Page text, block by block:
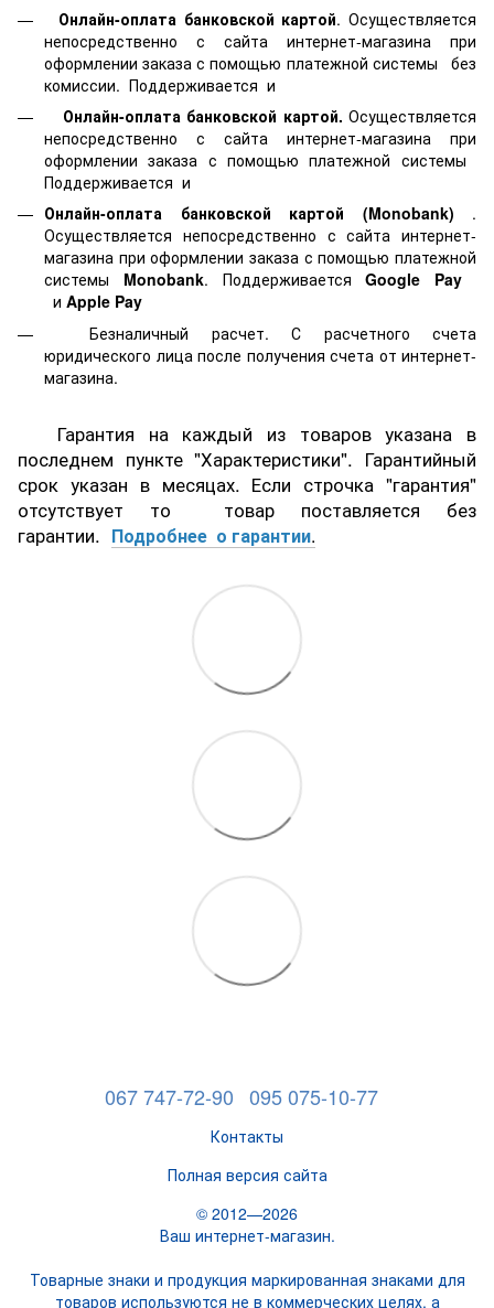
Онлайн-оплата банковской картой. Осуществляется
непосредственно с сайта интернет-магазина при
оформлении заказа с помощью платежной системы
без
комиссии. Поддерживается и
Онлайн-оплата банковской картой. Осуществляется
непосредственно с сайта интернет-магазина при
оформлении заказа с помощью платежной системы
Поддерживается и
Онлайн-оплата банковской картой
(Monobank) .
Осуществляется непосредственно с сайта интернет-
магазина при оформлении заказа с помощью платежной
системы Monobank. ПоддерживаетсяGoogle Pay
и Apple Pay
Безналичный расчет. С расчетного счета
юридического лица после получения счета от интернет-
магазина.
Гарантия на каждый из товаров указана в
последнем пункте "Характеристики". Гарантийный
срок указан в месяцах. Если строчка "гарантия"
отсутствует то товар поставляется без
гарантии. Подробнее о гарантии.
067 747-72-90 095 075-10-77
Контакты
Полная версия сайта
© 2012—2026
Ваш интернет-магазин.
Товарные знаки и продукция маркированная знаками для
товаров используются не в коммерческих целях, а